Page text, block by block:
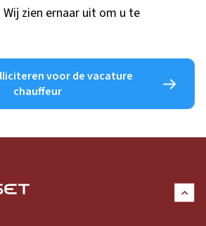
Wij zien ernaar uit om u te
voor de vacature
chauffeur